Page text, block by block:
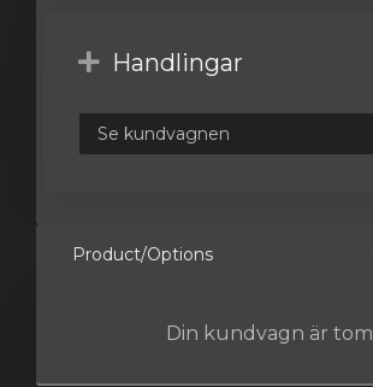
Handlingar
Product/Options
Din kundvagn är tom